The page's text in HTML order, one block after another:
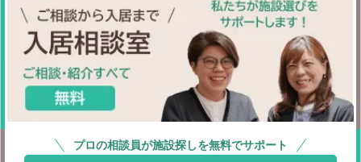
プロの相談員が施設探しを無料でサポート